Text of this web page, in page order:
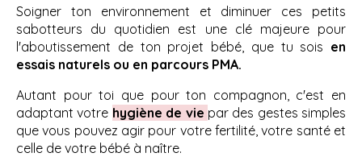
Soigner ton environnement et diminuer ces petits
sabotteurs du quotidien est une clé majeure pour
l'aboutissement de ton projet bébé, que tu sois en
essais naturels ou en parcours PMA.
Autant pour toi que pour ton compagnon, c'est en
adaptant votre hygiène de vie par des gestes simples
que vous pouvez agir pour votre fertilité, votre santé et
celle de votre bébé à naître.